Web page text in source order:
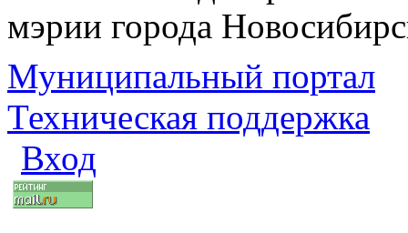
мэрии города
Муниципальный портал
Техническая поддержка
Вход